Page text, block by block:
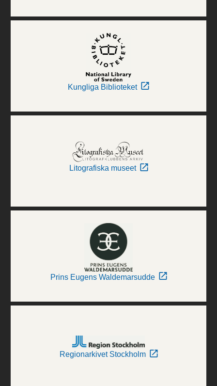
Kungliga Biblioteket
Litografiska museet
Prins Eugens Waldemarsudde
Regionarkivet Stockholm